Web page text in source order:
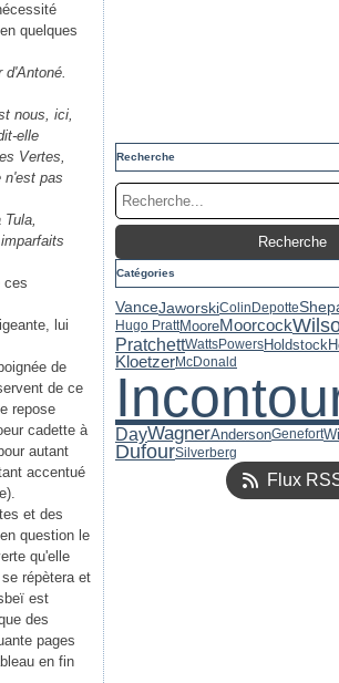
quelques
d'Antoné.
nous, ici,
elle
Vertes,
n'est pas
ces
lui
de
de ce
repose
cadette à
autant
accentué
et des
question le
qu'elle
répètera et
est
des
pages
en fin
Recherche
Catégories
VanceJaworskiColinDepotte
Hugo PrattMooreMoorcock
PratchettWattsPowersHoldstock
KloetzerMcDonald
DayWagnerAndersonGenefort
DufourSilverberg
Flux